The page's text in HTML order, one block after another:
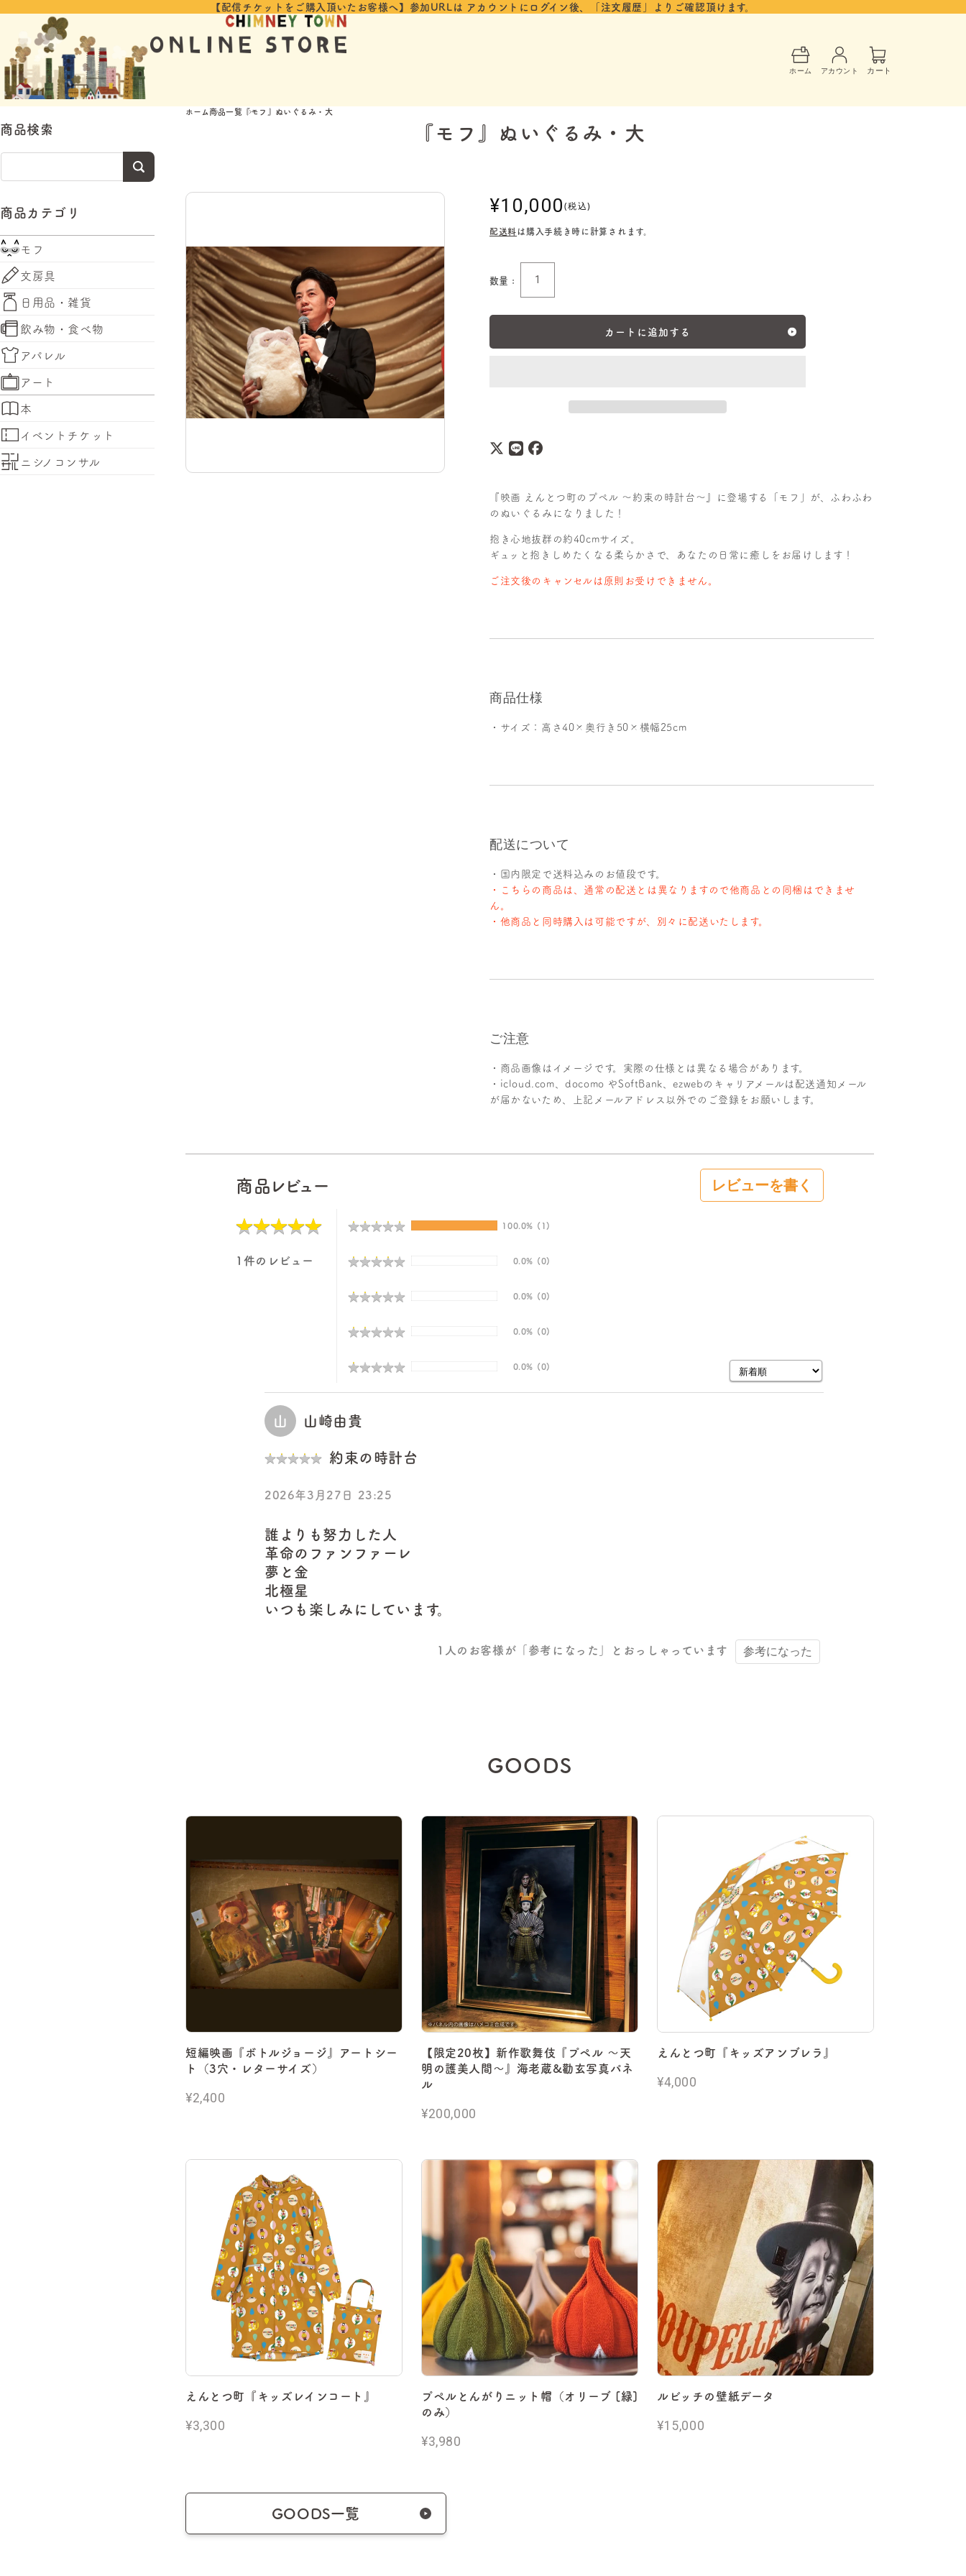
ンツに
進む
【配信チケットをご購入頂いたお客様へ】参加URLは アカウントにログイン後、「注文履歴」よりご確認頂けます。
ホーム アカウント
カ
ー
カート
商品検索
商品カテゴリ
モフ
文房具
日用品・雑貨
飲み物・食べ物
アパレル
アート
本
イベントチケット
ニシノコンサル
ホーム商品一覧 『モフ』ぬいぐるみ・大
『モフ』ぬいぐるみ・大
通
価
¥10,000(税込)
配送料は購入手続き時に計算されます。
数量 :
カートに追加する
『映画 えんとつ町のプペル 〜約束の時計台〜』に登場する「モフ」が、ふわふわ
のぬいぐるみになりました！
抱き心地抜群の約40cmサイズ。
ギュッと抱きしめたくなる柔らかさで、あなたの日常に癒しをお届けします！
ご注文後のキャンセルは原則お受けできません。
商品仕様
・ サイズ：高さ40×奥行き50×横幅25cm
配送について
・国内限定 で送料込みのお値段です。
・こちらの商品は、通常の配送とは異なりますので他商品との同梱はできませ
ん。
・他商品と同時購入は可能ですが、別々に配送いたします。
ご注意
・ 商品画像はイメージです。実際の仕様とは異なる場合があります。
・ icloud.com、docomo やSoftBank、ezwebのキャリアメールは配送通知メール
が届かないため、上記メールアドレス以外でのご登録をお願いします。
商品レビュー レビューを書く
★★★★★
★★★★★
1件のレビュー
★★★★★
★★★★★ 100.0% (1)
★★★★★
★★★★★ 0.0% (0)
★★★★★
★★★★★ 0.0% (0)
★★★★★
★★★★★ 0.0% (0)
★★★★★
★★★★★ 0.0% (0)
山 山崎由貴
★★★★★
★★★★★ 約束の時計台
2026年3月27日 23:25
誰よりも努力した人
革命のファンファーレ
夢と金
北極星
いつも楽しみにしています。
1 人のお客様が「参考になった」とおっしゃっています 参考になった
GOODS
短編映画『ボトルジョージ』アートシー
ト（3穴・レターサイズ）
¥2,400
【限定20枚】新作歌舞伎『プペル ～天
明の護美人間～』海老蔵&勸玄写真パネ
ル
¥200,000
えんとつ町『キッズアンブレラ』
¥4,000
えんとつ町『キッズレインコート』
¥3,300
プペルとんがりニット帽（オリーブ [緑]
のみ）
¥3,980
ルビッチの壁紙データ
¥15,000
GOODS一覧